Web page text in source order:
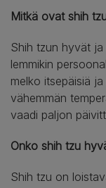
Mitkä ovat shih
Shih tzun hyvät
lemmikin
melko itsepäisiä
vähemmän
vaadi paljon
Onko shih tzu
Shih tzu on